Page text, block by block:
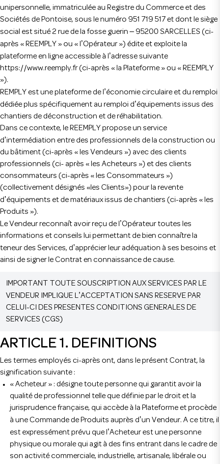
unipersonnelle, immatriculée au Registre du Commerce et des
Sociétés de Pontoise, sous le numéro 951 719 517 et dont le siège
social est situé 2 rue de la fosse guerin – 95200 SARCELLES (ci-
après « REEMPLY » ou « l ’Opérateur ») édite et exploite la
plateforme en ligne accessible à l ’adresse suivante
https://www.reemply.fr (ci-après « la Plateforme » ou « REEMPLY
»).
REMPLY est une plateforme de l ’économie circulaire et du remploi
dédiée plus spécifiquement au remploi d ’équipements issus des
chantiers de déconstruction et de réhabilitation.
Dans ce contexte, le REEMPLY propose un service
d ’intermédiation entre des professionnels de la construction ou
du bâtiment (ci-après « les Vendeurs ») avec des clients
professionnels (ci- après « les Acheteurs ») et des clients
consommateurs (ci-après « les Consommateurs »)
(collectivement désignés «les Clients») pour la revente
d ’équipements et de matériaux issus de chantiers (ci-après « les
Produits »).
Le Vendeur reconnaît avoir reçu de l ’Opérateur toutes les
informations et conseils lui permettant de bien connaître la
teneur des Services, d ’apprécier leur adéquation à ses besoins et
ainsi de signer le Contrat en connaissance de cause.
IMPORTANT TOUTE SOUSCRIPTION AUX SERVICES PAR LE
VENDEUR IMPLIQUE L’ACCEPTATION SANS RESERVE PAR
CELUI-CI DES PRESENTES CONDITIONS GENERALES DE
SERVICES (CGS)
ARTICLE 1. DEFINITIONS
Les termes employés ci-après ont, dans le présent Contrat, la
signification suivante :
« Acheteur » : désigne toute personne qui garantit avoir la
qualité de professionnel telle que définie par le droit et la
jurisprudence française, qui accède à la Plateforme et procède
à une Commande de Produits auprès d ’un Vendeur. A ce titre, il
est expressément prévu que l ’Acheteur est une personne
physique ou morale qui agit à des fins entrant dans le cadre de
son activité commerciale, industrielle, artisanale, libérale ou